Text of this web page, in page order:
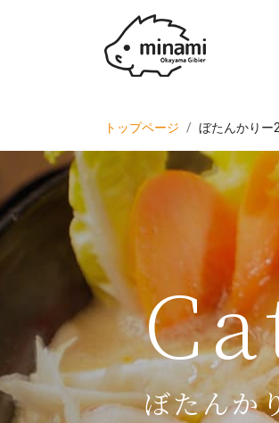
トップページ ぼたんかりー
ぼたんか